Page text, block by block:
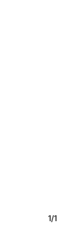
1/1